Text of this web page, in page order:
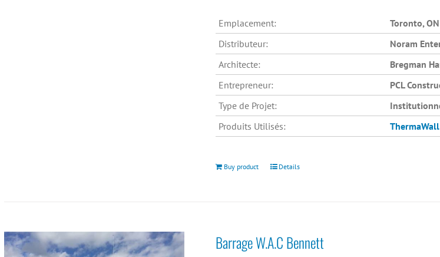
Emplacement:
Toronto, ON
Distributeur:
Noram
Architecte:
Bregman
Entrepreneur:
PCL
Type de Projet:
Produits Utilisés:
Buy product Details
Barrage W.A.C Bennett